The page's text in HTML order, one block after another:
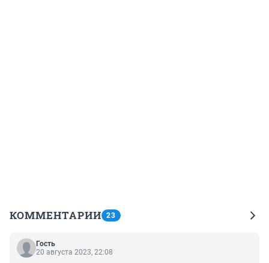
КОММЕНТАРИИ 23
Гость
20 августа 2023, 22:08